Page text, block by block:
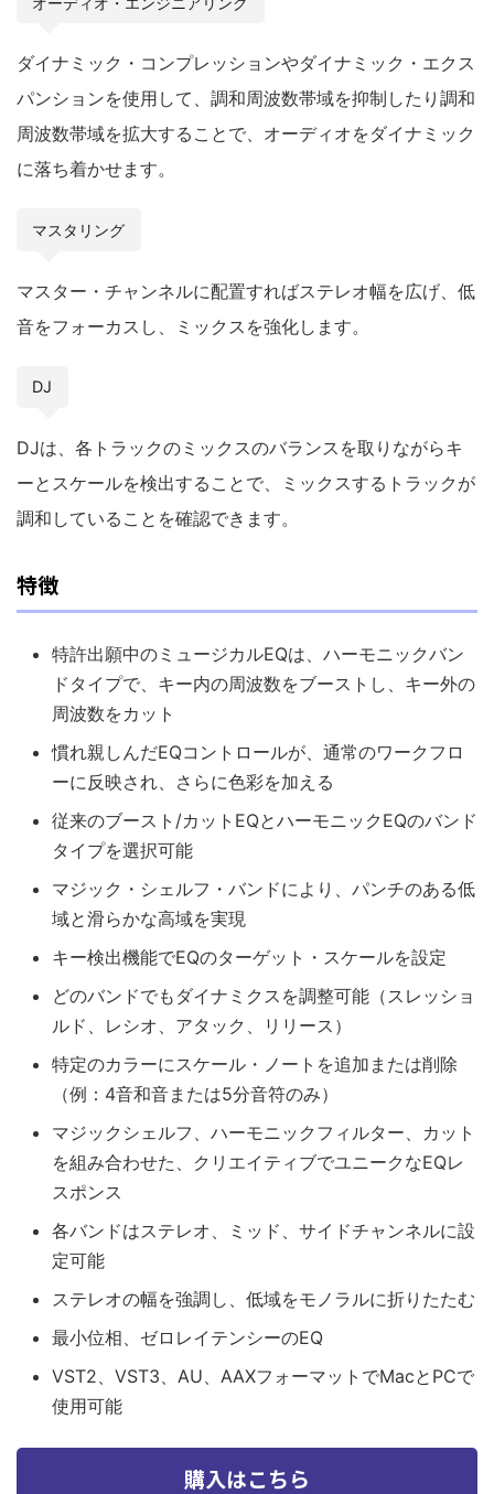
ダイナミック・コンプレッションやダイナミック・エクス
パンションを使用して、調和周波数帯域を抑制したり調和
周波数帯域を拡大することで、オーディオをダイナミック
に落ち着かせます。
マスタリング
マスター・チャンネルに配置すればステレオ幅を広げ、低
音をフォーカスし、ミックスを強化します。
DJ
DJは、各トラックのミックスのバランスを取りながらキ
ーとスケールを検出することで、ミックスするトラックが
調和していることを確認できます。
特徴
特許出願中のミュージカルEQは、ハーモニックバン
ドタイプで、キー内の周波数をブーストし、キー外の
周波数をカット
慣れ親しんだEQコントロールが、通常のワークフロ
ーに反映され、さらに色彩を加える
従来のブースト/カットEQとハーモニックEQのバンド
タイプを選択可能
マジック・シェルフ・バンドにより、パンチのある低
域と滑らかな高域を実現
キー検出機能でEQのターゲット・スケールを設定
どのバンドでもダイナミクスを調整可能（スレッショ
ルド、レシオ、アタック、リリース）
特定のカラーにスケール・ノートを追加または削除
（例：4音和音または5分音符のみ）
マジックシェルフ、ハーモニックフィルター、カット
を組み合わせた、クリエイティブでユニークなEQレ
スポンス
各バンドはステレオ、ミッド、サイドチャンネルに設
定可能
ステレオの幅を強調し、低域をモノラルに折りたたむ
最小位相、ゼロレイテンシーのEQ
VST2、VST3、AU、AAXフォーマットでMacとPCで
使用可能
購入はこちら